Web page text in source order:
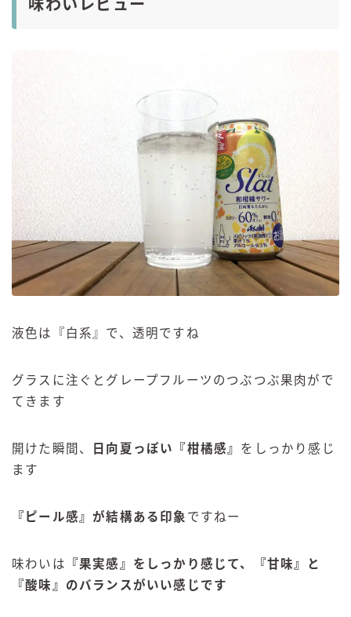
味わいレビュー
液色は『白系』で、透明ですね
グラスに注ぐとグレープフルーツのつぶつぶ果肉がで
てきます
開けた瞬間、 日向夏っぽい『柑橘感』 をしっかり感じ
ます
『ピール感』が結構ある印象 ですねー
味わいは
『果実感』をしっかり感じて、『甘味』と
『酸味』のバランスがいい感じです